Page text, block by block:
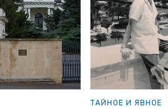
ТАЙНОЕ И ЯВНОЕ